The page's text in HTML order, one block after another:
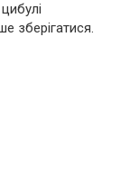
зберігатися.